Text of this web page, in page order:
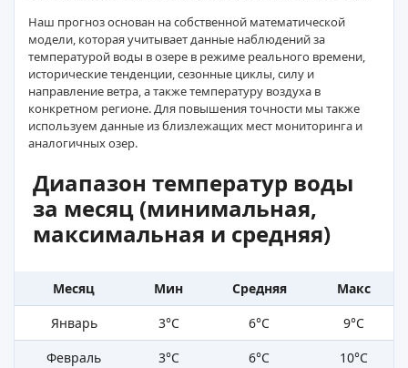
Наш прогноз основан на собственной математической
модели, которая учитывает данные наблюдений за
температурой воды в озере в режиме реального времени,
исторические тенденции, сезонные циклы, силу и
направление ветра, а также температуру воздуха в
конкретном регионе. Для повышения точности мы также
используем данные из близлежащих мест мониторинга и
аналогичных озер.
Диапазон температур воды
за месяц (минимальная,
максимальная и средняя)
Месяц Мин Средняя
Макс
Январь
3°C 6°C
9°C
Февраль
3°C 6°C
10°C